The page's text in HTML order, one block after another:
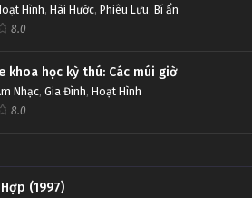
Hình, Hài Hước, Phiêu Lưu, Bí ẩn
8.0
khoa học kỳ thú: Các múi giờ
Nhạc, Gia Đình, Hoạt Hình
8.0
(1997)